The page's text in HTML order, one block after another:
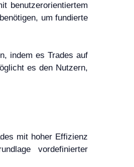
benutzerorientiertem
um fundierte
indem es Trades auf
es den Nutzern,
mit hoher Effizienz
vordefinierter